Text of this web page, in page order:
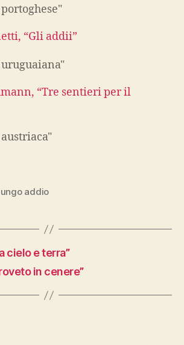
“Gli addii”
“Tre sentieri per il
addio
cielo e terra”
in cenere”